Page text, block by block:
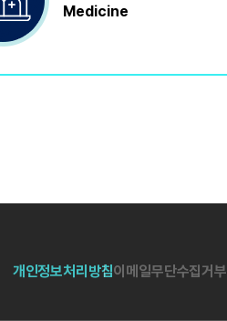
Medicine
개인정보처리방침이메일무단수집거부